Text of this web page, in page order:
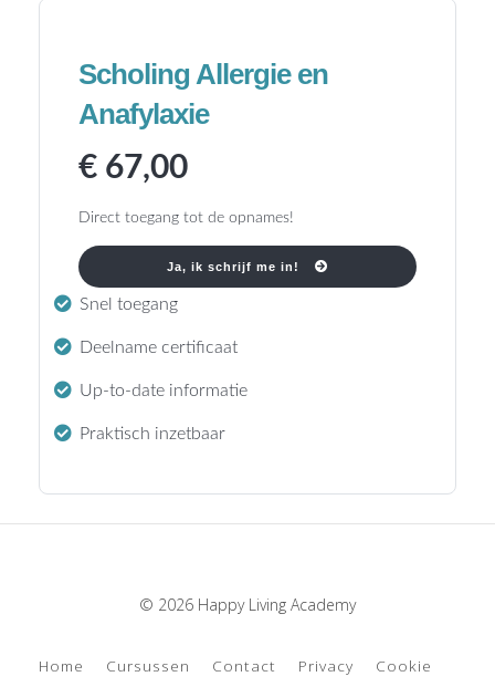
Scholing Allergie en
Anafylaxie
€ 67,00
Direct toegang tot de opnames!
Ja, ik schrijf me in!
Snel toegang
Deelname certificaat
Up-to-date informatie
Praktisch inzetbaar
© 2026 Happy Living Academy
Home Cursussen Contact Privacy Cookie